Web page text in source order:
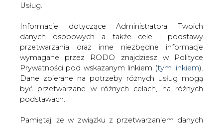
Usług.
Informacje dotyczące Administratora Twoich
danych osobowych a także cele i podstawy
przetwarzania oraz inne niezbędne informacje
wymagane przez RODO znajdziesz w Polityce
Prywatności pod wskazanym linkiem (tym linkiem).
Dane zbierane na potrzeby różnych usług mogą
być przetwarzane w różnych celach, na różnych
podstawach.
Pamiętaj, że w związku z przetwarzaniem danych
2001-06-07 00:00
skomentuj
udostępnij:
Lewe podłączenia